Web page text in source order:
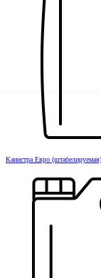
Канистра Евро (штабелируемая)